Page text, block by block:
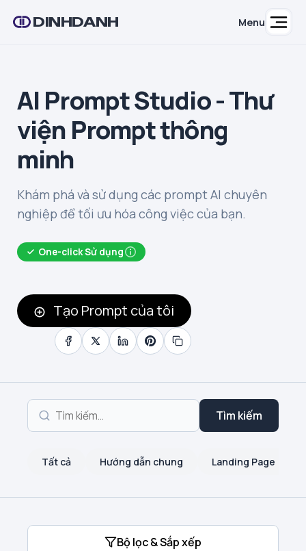
DINHDANH Menu
AI Prompt Studio - Thư
viện Prompt thông
minh
Khám phá và sử dụng các prompt AI chuyên
nghiệp để tối ưu hóa công việc của bạn.
One-click Sử dụng
Tạo Prompt của tôi
Tìm kiếm
Tất cả Hướng dẫn chung Landing Page
Bộ lọc & Sắp xếp